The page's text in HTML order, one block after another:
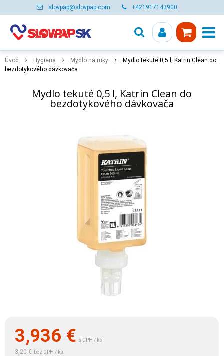
slovpap@slovpap.com +421917143900
Úvod Hygiena Mydlo na ruky
Mydlo tekuté 0,5 l, Katrin Clean do
bezdotykového dávkovača
Mydlo tekuté 0,5 l, Katrin Clean do
bezdotykového dávkovača
3,936 € s DPH / ks
3,20 € bez DPH / ks